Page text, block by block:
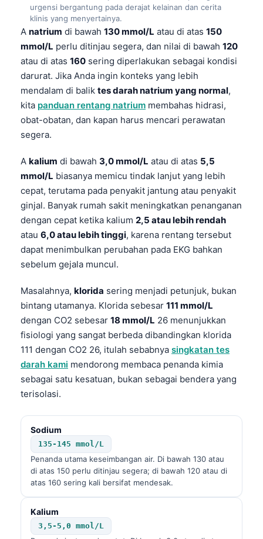
urgensi bergantung pada derajat kelainan dan cerita
klinis yang menyertainya.
A natrium di bawah 130 mmol/L atau di atas 150
mmol/L perlu ditinjau segera, dan nilai di bawah 120
atau di atas 160 sering diperlakukan sebagai kondisi
darurat. Jika Anda ingin konteks yang lebih
mendalam di balik tes darah natrium yang normal,
kita panduan rentang natrium membahas hidrasi,
obat-obatan, dan kapan harus mencari perawatan
segera.
A kalium di bawah 3,0 mmol/L atau di atas 5,5
mmol/L biasanya memicu tindak lanjut yang lebih
cepat, terutama pada penyakit jantung atau penyakit
ginjal. Banyak rumah sakit meningkatkan penanganan
dengan cepat ketika kalium 2,5 atau lebih rendah
atau 6,0 atau lebih tinggi, karena rentang tersebut
dapat menimbulkan perubahan pada EKG bahkan
sebelum gejala muncul.
Masalahnya, klorida sering menjadi petunjuk, bukan
bintang utamanya. Klorida sebesar 111 mmol/L
dengan CO2 sebesar 18 mmol/L 26 menunjukkan
fisiologi yang sangat berbeda dibandingkan klorida
111 dengan CO2 26, itulah sebabnya singkatan tes
darah kami mendorong membaca penanda kimia
sebagai satu kesatuan, bukan sebagai bendera yang
terisolasi.
Sodium
135-145 mmol/L
Penanda utama keseimbangan air. Di bawah 130 atau
di atas 150 perlu ditinjau segera; di bawah 120 atau di
atas 160 sering kali bersifat mendesak.
Kalium
3,5-5,0 mmol/L